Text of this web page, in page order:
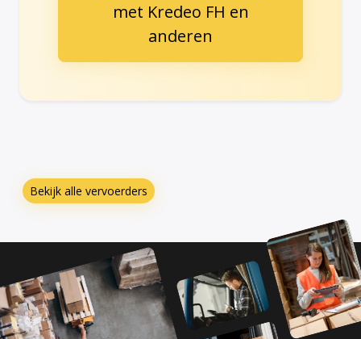
met Kredeo FH en
anderen
Bekijk alle vervoerders